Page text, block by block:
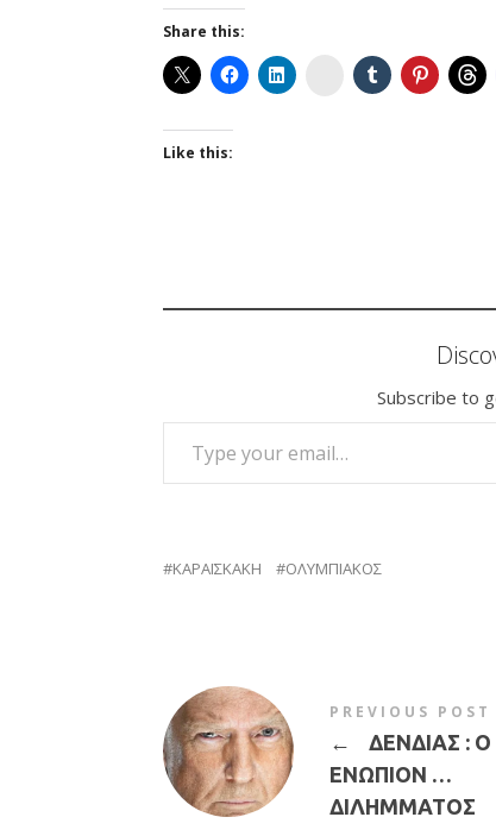
Share this:
Instagram
Like this:
Subscribe to
TYPE YOUR EMAIL…
ΚΑΡΑΪΣΚΑΚΗ ΟΛΥΜΠΙΑΚΟΣ
PREVIOUS POST
←
ΔΕΝΔΙΑΣ :
ΕΝΩΠΙΟΝ …
ΔΙΛΗΜΜΑΤΟΣ